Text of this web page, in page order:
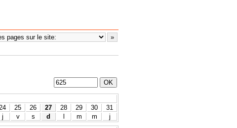
24 25 26 27 28 29 30
31
j v s d l m m
j